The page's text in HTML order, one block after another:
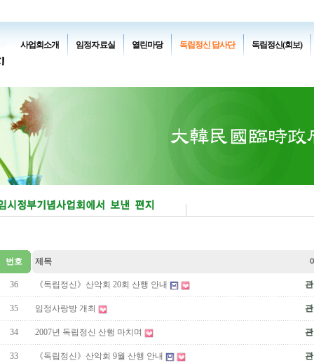
사업회소개 임정자료실 열린마당 독립정신 답사단 독립정신(회보)
번호 제목
36 《독립정신》산악회 20회 산행 안내
35 임정사랑방 개최
34 2007년 독립정신 산행 마치며
33 《독립정신》산악회 9월 산행 안내